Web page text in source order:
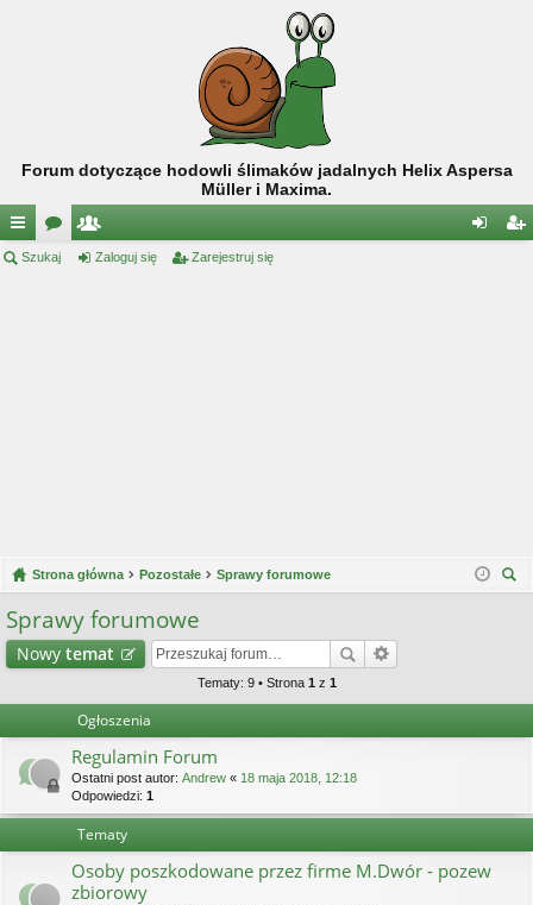
Forum dotyczące hodowli ślimaków jadalnych Helix Aspersa
Müller i Maxima.
ię or ży
Szukaj Zaloguj się Zarejestruj się
Strona główna Pozostałe
Sprawy forumowe
Sprawy forumowe
Nowy temat
Tematy: 9 • Strona 1 z 1
Ogłoszenia
Regulamin Forum
Ostatni post autor: Andrew « 18 maja 2018, 12:18
Odpowiedzi: 1
Tematy
Osoby poszkodowane przez firme M.Dwór - pozew
zbiorowy